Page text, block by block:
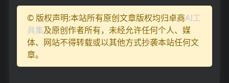
© 版权声明:本站所有原创文章版权均归卓商AI工
具集及原创作者所有，未经允许任何个人、媒
体、网站不得转载或以其他方式抄袭本站任何文
章。